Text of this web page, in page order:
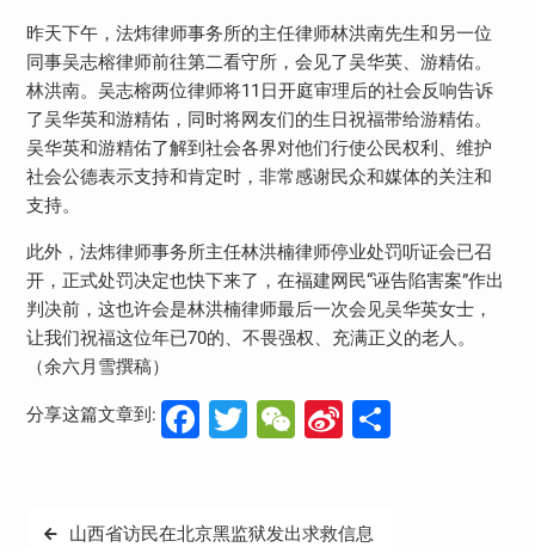
昨天下午，法炜律师事务所的主任律师林洪南先生和另一位
同事吴志榕律师前往第二看守所，会见了吴华英、游精佑。
林洪南。吴志榕两位律师将11日开庭审理后的社会反响告诉
了吴华英和游精佑，同时将网友们的生日祝福带给游精佑。
吴华英和游精佑了解到社会各界对他们行使公民权利、维护
社会公德表示支持和肯定时，非常感谢民众和媒体的关注和
支持。
此外，法炜律师事务所主任林洪楠律师停业处罚听证会已召
开，正式处罚决定也快下来了，在福建网民“诬告陷害案”作出
判决前，这也许会是林洪楠律师最后一次会见吴华英女士，
让我们祝福这位年已70的、不畏强权、充满正义的老人。
（余六月雪撰稿）
分享这篇文章到: Facebook
Twitter
WeChat
Sina分
文
山西省访民在北京黑监狱发出求救信息